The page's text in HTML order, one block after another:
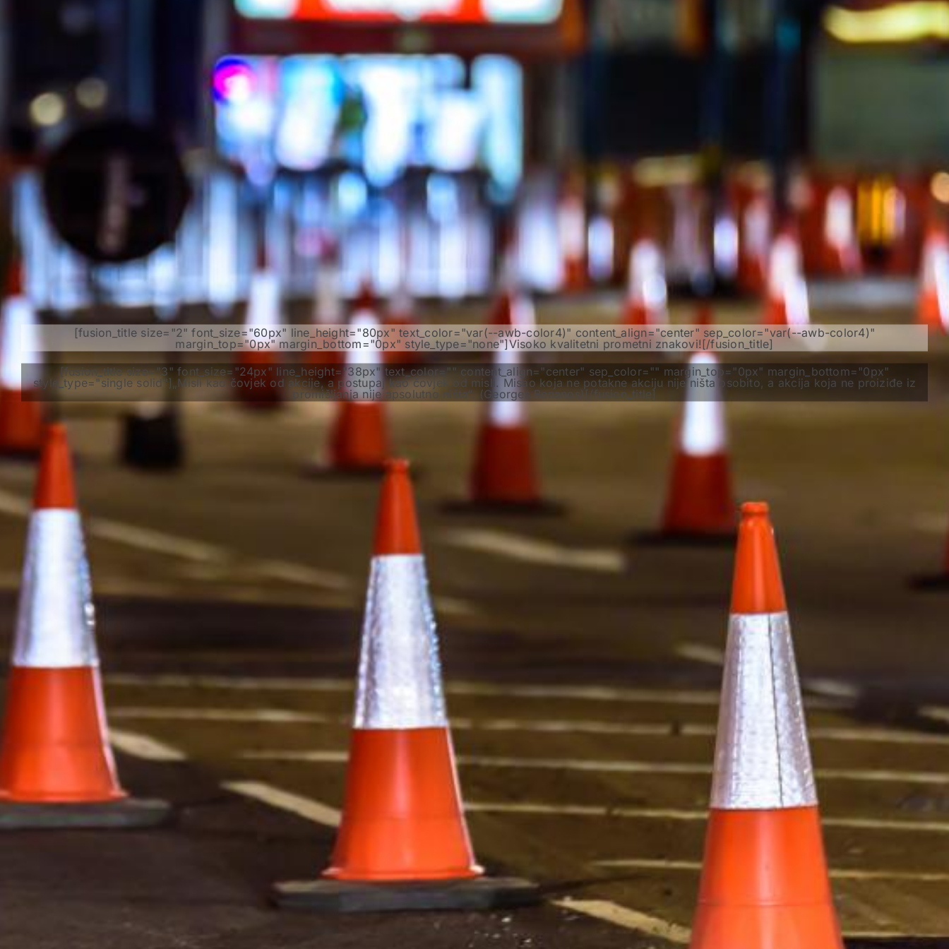
[fusion_title size="2" font_size="60px" line_height="80px" text_color="var(--awb-color4)" content_align="center" sep_color="var(--awb-color4)"
margin_top="0px" margin_bottom="0px" style_type="none"]Visoko kvalitetni prometni znakovi![/fusion_title]
[fusion_title size="3" font_size="24px" line_height="38px" text_color="" content_align="center" sep_color="" margin_top="0px" margin_bottom="0px"
style_type="single solid"]„Misli kao čovjek od akcije, a postupaj kao čovjek od misli. Misao koja ne potakne akciju nije ništa osobito, a akcija koja ne proiziđe iz
promišljanja nije apsolutno ništa“. (Georges Benanos)[/fusion_title]